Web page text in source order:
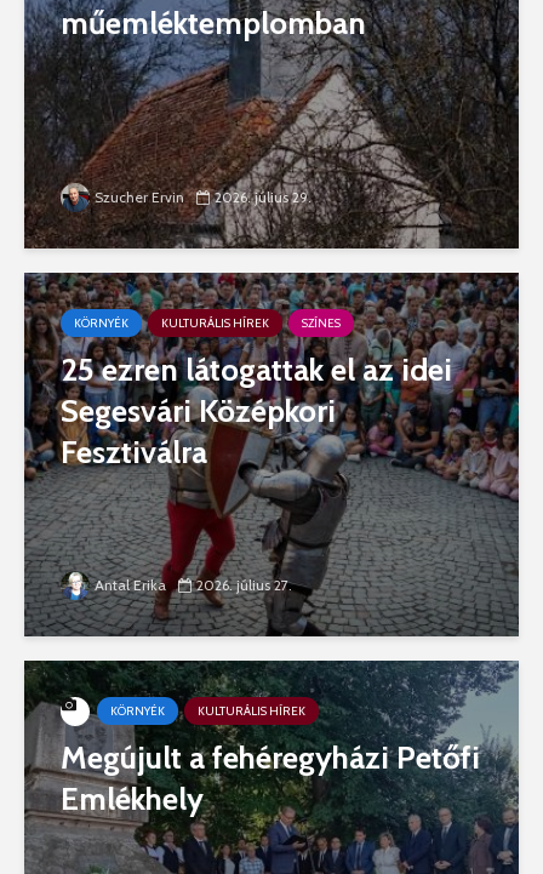
műemléktemplomban
Szucher Ervin 2026. július 29.
KÖRNYÉK KULTURÁLIS HÍREK SZÍNES
25 ezren látogattak el az idei
Segesvári Középkori
Fesztiválra
Antal Erika 2026. július 27.
KÖRNYÉK KULTURÁLIS HÍREK
Megújult a fehéregyházi Petőfi
Emlékhely